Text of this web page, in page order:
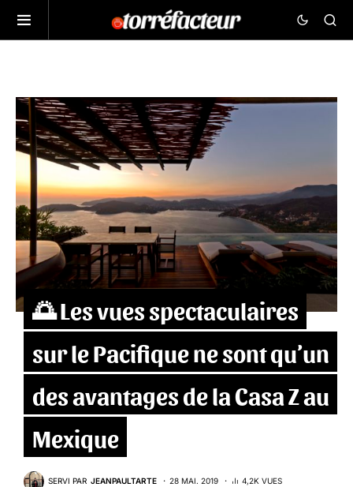
🌅 Les vues spectaculaires
sur le Pacifique ne sont qu’un
des avantages de la Casa Z au
Mexique
SERVI PAR JEANPAULTARTE 28 MAI. 2019
4,2K VUES